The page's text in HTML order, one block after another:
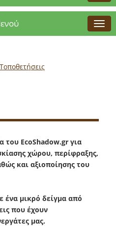
του EcoShadow.gr για
χώρου, περίφραξης,
και αξιοποίησης του
ένα μικρό δείγμα από
που έχουν
μας.